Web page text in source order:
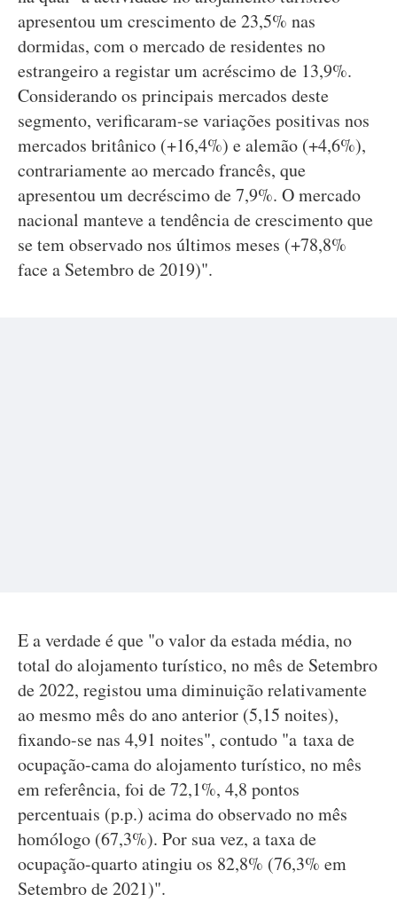
apresentou um crescimento de 23,5% nas
dormidas, com o mercado de residentes no
estrangeiro a registar um acréscimo de 13,9%.
Considerando os principais mercados deste
segmento, verificaram-se variações positivas nos
mercados britânico (+16,4%) e alemão (+4,6%),
contrariamente ao mercado francês, que
apresentou um decréscimo de 7,9%. O mercado
nacional manteve a tendência de crescimento que
se tem observado nos últimos meses (+78,8%
face a Setembro de 2019)".
E a verdade é que "o valor da estada média, no
total do alojamento turístico, no mês de Setembro
de 2022, registou uma diminuição relativamente
ao mesmo mês do ano anterior (5,15 noites),
fixando-se nas 4,91 noites", contudo "a taxa de
ocupação-cama do alojamento turístico, no mês
em referência, foi de 72,1%, 4,8 pontos
percentuais (p.p.) acima do observado no mês
homólogo (67,3%). Por sua vez, a taxa de
ocupação-quarto atingiu os 82,8% (76,3% em
Setembro de 2021)".